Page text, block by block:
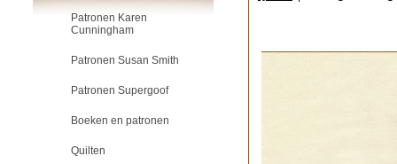
Patronen Karen
Cunningham
Patronen Susan Smith
Patronen Supergoof
Boeken en patronen
Quilten